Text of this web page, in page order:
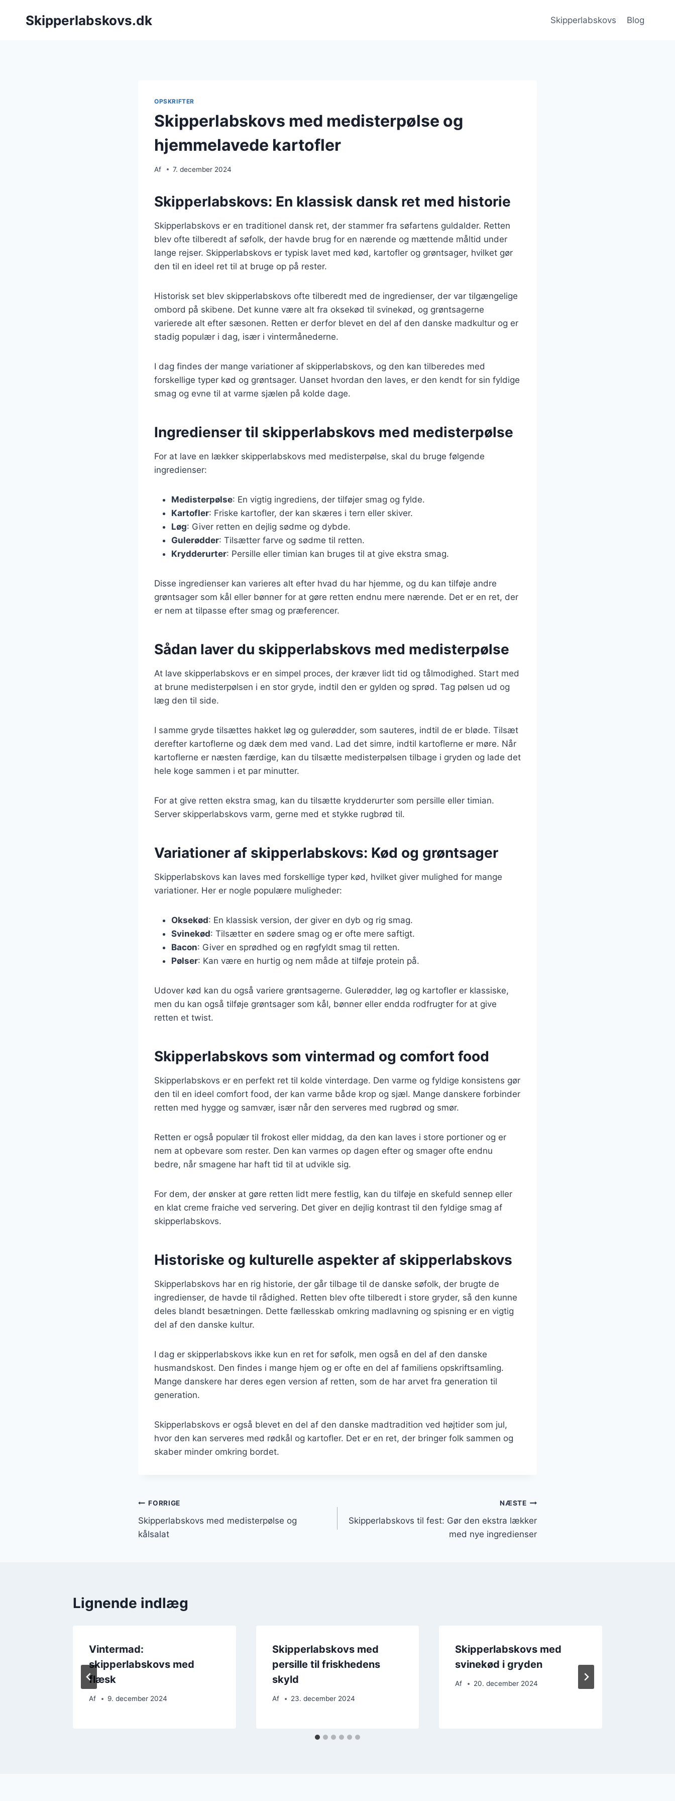
Skipperlabskovs.dk Skipperlabskovs Blog
OPSKRIFTER
Skipperlabskovs med medisterpølse og
hjemmelavede kartofler
Af 7. december 2024
Skipperlabskovs: En klassisk dansk ret med historie
Skipperlabskovs er en traditionel dansk ret, der stammer fra søfartens guldalder. Retten
blev ofte tilberedt af søfolk, der havde brug for en nærende og mættende måltid under
lange rejser. Skipperlabskovs er typisk lavet med kød, kartofler og grøntsager, hvilket gør
den til en ideel ret til at bruge op på rester.
Historisk set blev skipperlabskovs ofte tilberedt med de ingredienser, der var tilgængelige
ombord på skibene. Det kunne være alt fra oksekød til svinekød, og grøntsagerne
varierede alt efter sæsonen. Retten er derfor blevet en del af den danske madkultur og er
stadig populær i dag, især i vintermånederne.
I dag findes der mange variationer af skipperlabskovs, og den kan tilberedes med
forskellige typer kød og grøntsager. Uanset hvordan den laves, er den kendt for sin fyldige
smag og evne til at varme sjælen på kolde dage.
Ingredienser til skipperlabskovs med medisterpølse
For at lave en lækker skipperlabskovs med medisterpølse, skal du bruge følgende
ingredienser:
Medisterpølse: En vigtig ingrediens, der tilføjer smag og fylde.
Kartofler: Friske kartofler, der kan skæres i tern eller skiver.
Løg: Giver retten en dejlig sødme og dybde.
Gulerødder: Tilsætter farve og sødme til retten.
Krydderurter: Persille eller timian kan bruges til at give ekstra smag.
Disse ingredienser kan varieres alt efter hvad du har hjemme, og du kan tilføje andre
grøntsager som kål eller bønner for at gøre retten endnu mere nærende. Det er en ret, der
er nem at tilpasse efter smag og præferencer.
Sådan laver du skipperlabskovs med medisterpølse
At lave skipperlabskovs er en simpel proces, der kræver lidt tid og tålmodighed. Start med
at brune medisterpølsen i en stor gryde, indtil den er gylden og sprød. Tag pølsen ud og
læg den til side.
I samme gryde tilsættes hakket løg og gulerødder, som sauteres, indtil de er bløde. Tilsæt
derefter kartoflerne og dæk dem med vand. Lad det simre, indtil kartoflerne er møre. Når
kartoflerne er næsten færdige, kan du tilsætte medisterpølsen tilbage i gryden og lade det
hele koge sammen i et par minutter.
For at give retten ekstra smag, kan du tilsætte krydderurter som persille eller timian.
Server skipperlabskovs varm, gerne med et stykke rugbrød til.
Variationer af skipperlabskovs: Kød og grøntsager
Skipperlabskovs kan laves med forskellige typer kød, hvilket giver mulighed for mange
variationer. Her er nogle populære muligheder:
Oksekød: En klassisk version, der giver en dyb og rig smag.
Svinekød: Tilsætter en sødere smag og er ofte mere saftigt.
Bacon: Giver en sprødhed og en røgfyldt smag til retten.
Pølser: Kan være en hurtig og nem måde at tilføje protein på.
Udover kød kan du også variere grøntsagerne. Gulerødder, løg og kartofler er klassiske,
men du kan også tilføje grøntsager som kål, bønner eller endda rodfrugter for at give
retten et twist.
Skipperlabskovs som vintermad og comfort food
Skipperlabskovs er en perfekt ret til kolde vinterdage. Den varme og fyldige konsistens gør
den til en ideel comfort food, der kan varme både krop og sjæl. Mange danskere forbinder
retten med hygge og samvær, især når den serveres med rugbrød og smør.
Retten er også populær til frokost eller middag, da den kan laves i store portioner og er
nem at opbevare som rester. Den kan varmes op dagen efter og smager ofte endnu
bedre, når smagene har haft tid til at udvikle sig.
For dem, der ønsker at gøre retten lidt mere festlig, kan du tilføje en skefuld sennep eller
en klat creme fraiche ved servering. Det giver en dejlig kontrast til den fyldige smag af
skipperlabskovs.
Historiske og kulturelle aspekter af skipperlabskovs
Skipperlabskovs har en rig historie, der går tilbage til de danske søfolk, der brugte de
ingredienser, de havde til rådighed. Retten blev ofte tilberedt i store gryder, så den kunne
deles blandt besætningen. Dette fællesskab omkring madlavning og spisning er en vigtig
del af den danske kultur.
I dag er skipperlabskovs ikke kun en ret for søfolk, men også en del af den danske
husmandskost. Den findes i mange hjem og er ofte en del af familiens opskriftsamling.
Mange danskere har deres egen version af retten, som de har arvet fra generation til
generation.
Skipperlabskovs er også blevet en del af den danske madtradition ved højtider som jul,
hvor den kan serveres med rødkål og kartofler. Det er en ret, der bringer folk sammen og
skaber minder omkring bordet.
Indlægsnavigation
FORRIGE
Skipperlabskovs med medisterpølse og
kålsalat
NÆSTE
Skipperlabskovs til fest: Gør den ekstra lækker
med nye ingredienser
Lignende indlæg
Vintermad:
skipperlabskovs med
flæsk
Af 9. december 2024
Skipperlabskovs med
persille til friskhedens
skyld
Af 23. december 2024
Skipperlabskovs med
svinekød i gryden
Af 20. december 2024